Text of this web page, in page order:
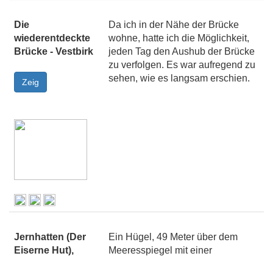
Die
wiederentdeckte
Brücke - Vestbirk
Da ich in der Nähe der Brücke
wohne, hatte ich die Möglichkeit,
jeden Tag den Aushub der Brücke
zu verfolgen. Es war aufregend zu
sehen, wie es langsam erschien.
Jernhatten (Der
Eiserne Hut),
Ein Hügel, 49 Meter über dem
Meeresspiegel mit einer